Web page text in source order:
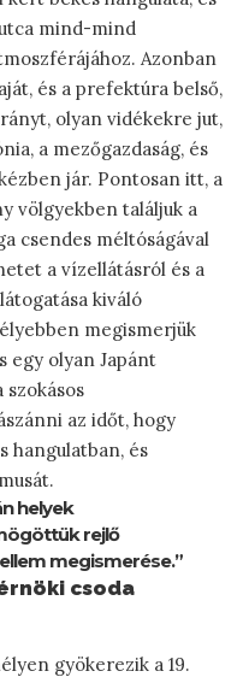
mind-mind
Azonban
és a prefektúra belső,
olyan vidékekre jut,
a mezőgazdaság, és
jár. Pontosan itt, a
völgyekben találjuk a
csendes méltóságával
a vízellátásról és a
kiváló
megismerjük
egy olyan Japánt
az időt, hogy
hangulatban, és
helyek
rejlő
megismerése.”
csoda
gyökerezik a 19.